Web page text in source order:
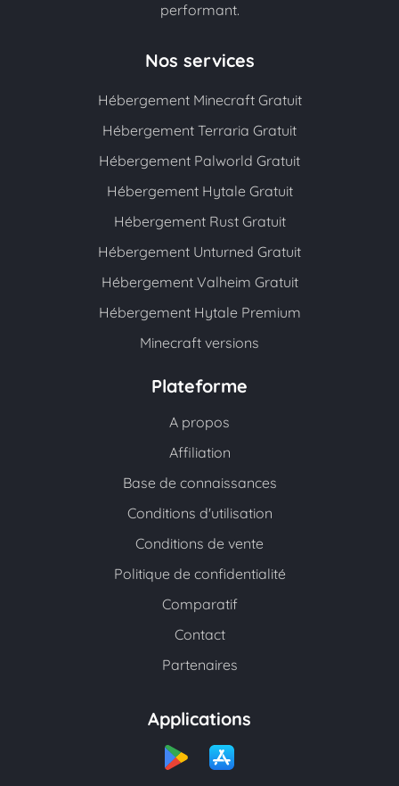
performant.
Nos services
Hébergement Minecraft Gratuit
Hébergement Terraria Gratuit
Hébergement Palworld Gratuit
Hébergement Hytale Gratuit
Hébergement Rust Gratuit
Hébergement Unturned Gratuit
Hébergement Valheim Gratuit
Hébergement Hytale Premium
Minecraft versions
Plateforme
A propos
Affiliation
Base de connaissances
Conditions d'utilisation
Conditions de vente
Politique de confidentialité
Comparatif
Contact
Partenaires
Applications